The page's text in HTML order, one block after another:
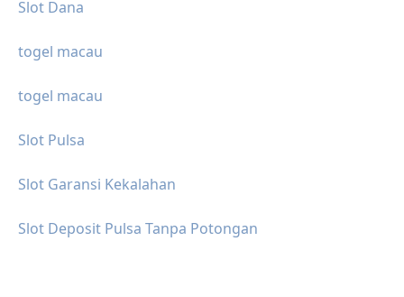
Slot Dana
togel macau
togel macau
Slot Pulsa
Slot Garansi Kekalahan
Slot Deposit Pulsa Tanpa Potongan